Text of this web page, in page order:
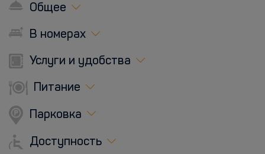
Общее
В номерах
Услуги и удобства
Питание
Парковка
Доступность